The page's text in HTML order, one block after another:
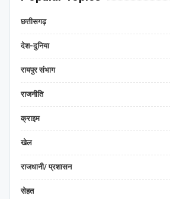
छत्तीसगढ़
देश-दुनिया
रायपुर संभाग
राजनीति
क्राइम
खेल
राजधानी/ प्रशासन
सेहत